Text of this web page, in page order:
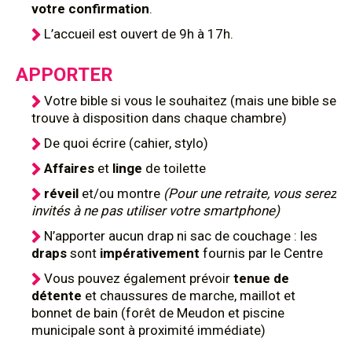
votre confirmation.
L’accueil est ouvert de 9h à 17h.
APPORTER
Votre bible si vous le souhaitez (mais une bible se
trouve à disposition dans chaque chambre)
De quoi écrire (cahier, stylo)
Affaires et linge de toilette
réveil et/ou montre (Pour une retraite, vous serez
invités à ne pas utiliser votre smartphone)
N’apporter aucun drap ni sac de couchage : les
draps sont impérativement fournis par le Centre
Vous pouvez également prévoir tenue de
détente et chaussures de marche, maillot et
bonnet de bain (forêt de Meudon et piscine
municipale sont à proximité immédiate)